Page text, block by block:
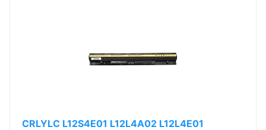
CRLYLC L12S4E01 L12L4A02 L12L4E01